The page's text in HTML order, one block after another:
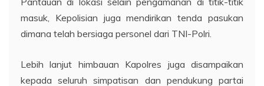
masuk, Kepolisian juga mendirikan tenda pasukan
dimana telah bersiaga personel dari TNI-Polri.
Lebih lanjut himbauan Kapolres juga disampaikan
kepada seluruh simpatisan dan pendukung partai